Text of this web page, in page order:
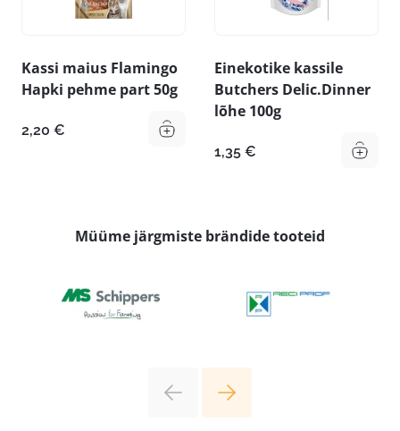
Kassi maius Flamingo
Hapki pehme part 50g
2,20 €
Einekotike kassile
Butchers Delic.Dinner
lõhe 100g
1,35 €
Müüme järgmiste brändide tooteid